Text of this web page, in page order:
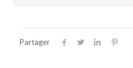
Partager